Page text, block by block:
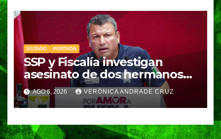
ESTADO PORTADA
SSP y Fiscalía investigan
asesinato de dos hermanos
en Huixcolotla; refuerzan
seguridad en la Central de
Abasto
AGO 6, 2026 VERÓNICA ANDRADE CRUZ